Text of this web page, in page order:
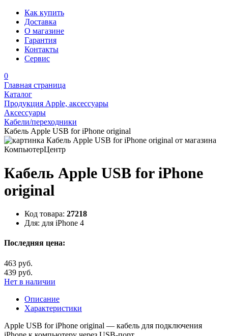
Как купить
Доставка
О магазине
Гарантия
Контакты
Сервис
0
Главная страница
Каталог
Продукция Apple, аксессуары
Аксессуары
Кабели/переходники
Кабель Apple USB for iPhone original
Кабель Apple USB for iPhone
original
Код товара: 27218
Для: для iPhone 4
Последняя цена:
463 руб.
439 руб.
Нет в наличии
Описание
Характеристики
Apple USB for iPhone original — кабель для подключения